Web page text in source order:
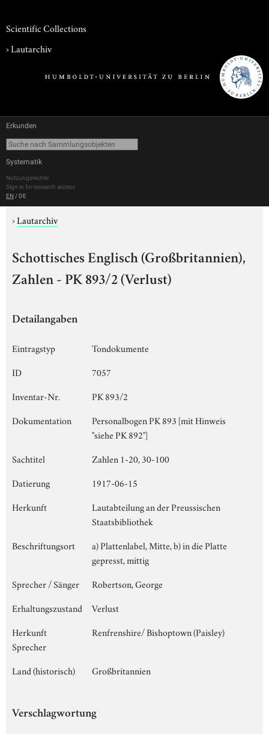
Scientific Collections
›Lautarchiv
Erkunden
Systematik
Nutzungsrechte
Sign in for research access
EN / DE
›Lautarchiv
Schottisches Englisch (Großbritannien),
Zahlen - PK 893/2 (Verlust)
Detailangaben
Eintragstyp
Tondokumente
ID
7057
Inventar-Nr.
PK 893/2
Dokumentation
Personalbogen PK 893 [mit Hinweis
"siehe PK 892"]
Sachtitel
Zahlen 1-20, 30-100
Datierung
1917-06-15
Herkunft
Lautabteilung an der Preussischen
Staatsbibliothek
Beschriftungsort
a) Plattenlabel, Mitte, b) in die Platte
gepresst, mittig
Sprecher / Sänger
Robertson, George
Erhaltungszustand
Verlust
Herkunft
Sprecher
Renfrenshire/ Bishoptown (Paisley)
Land (historisch) Großbritannien
Verschlagwortung